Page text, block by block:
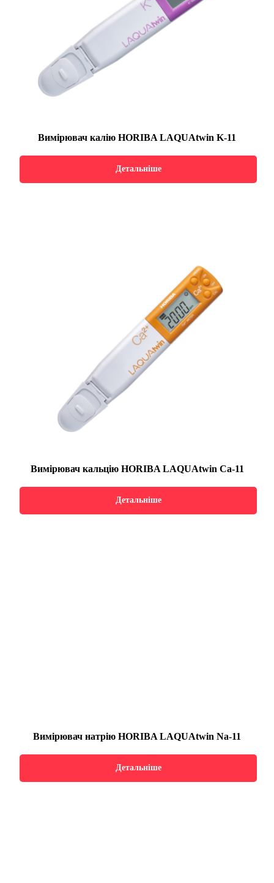
Вимірювач калію HORIBA LAQUAtwin K-11
Детальніше
Вимірювач кальцію HORIBA LAQUAtwin Ca-11
Детальніше
Вимірювач натрію HORIBA LAQUAtwin Na-11
Детальніше